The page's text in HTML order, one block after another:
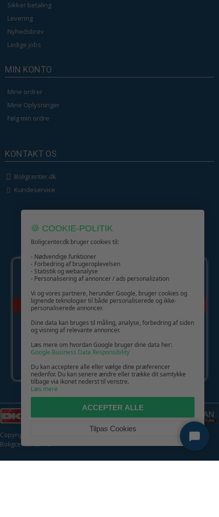
Sikker betaling
Levering
Nyhedsbrev
Ledige jobs
MIN KONTO
Mine ordrer
Mine Oplysninger
Følg min ordre
KONTAKT OS
Boligcenter.dk
Kundeservice
GIV GLÆDE MED ET GAVEKORT!
Copyright © 2026 | CVR: DK41222093 | Alle rettigheder forbeholdes |
Boligcenter.dk 🍪
🍪 COOKIE-POLITIK
Boligcenter.dk bruger cookies til:
- Nødvendige funktioner
- Forbedring af brugeroplevelsen
- Statistik og webanalyse
- Personalisering af annoncer / ads personalization
Vi og vores partnere, herunder Google, bruger cookies og
lignende teknologier til både personaliserede og ikke-
personaliserede annoncer.
Dine data kan bruges til måling, analyse, forbedring af siden
og visning af relevante annoncer.
Læs mere om hvordan Google bruger dine data her:
Google Business Data Responsibility
Du kan acceptere alle eller vælge dine præferencer
nedenfor. Du kan senere ændre eller trække dit samtykke
tilbage via ikonet nederst til venstre.
Læs mere
ACCEPTER ALLE
Tilpas Cookies